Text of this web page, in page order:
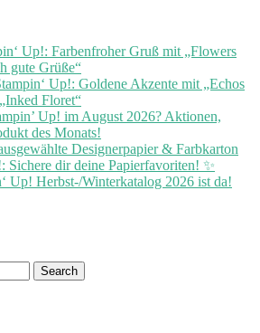
Up!: Farbenfroher Gruß mit „Flowers
gute Grüße“
Up!: Goldene Akzente mit „Echos
Floret“
Up! im August 2026? Aktionen,
des Monats!
Designerpapier & Farbkarton
Sichere dir deine Papierfavoriten! ✨
Up! Herbst-/Winterkatalog 2026 ist da!